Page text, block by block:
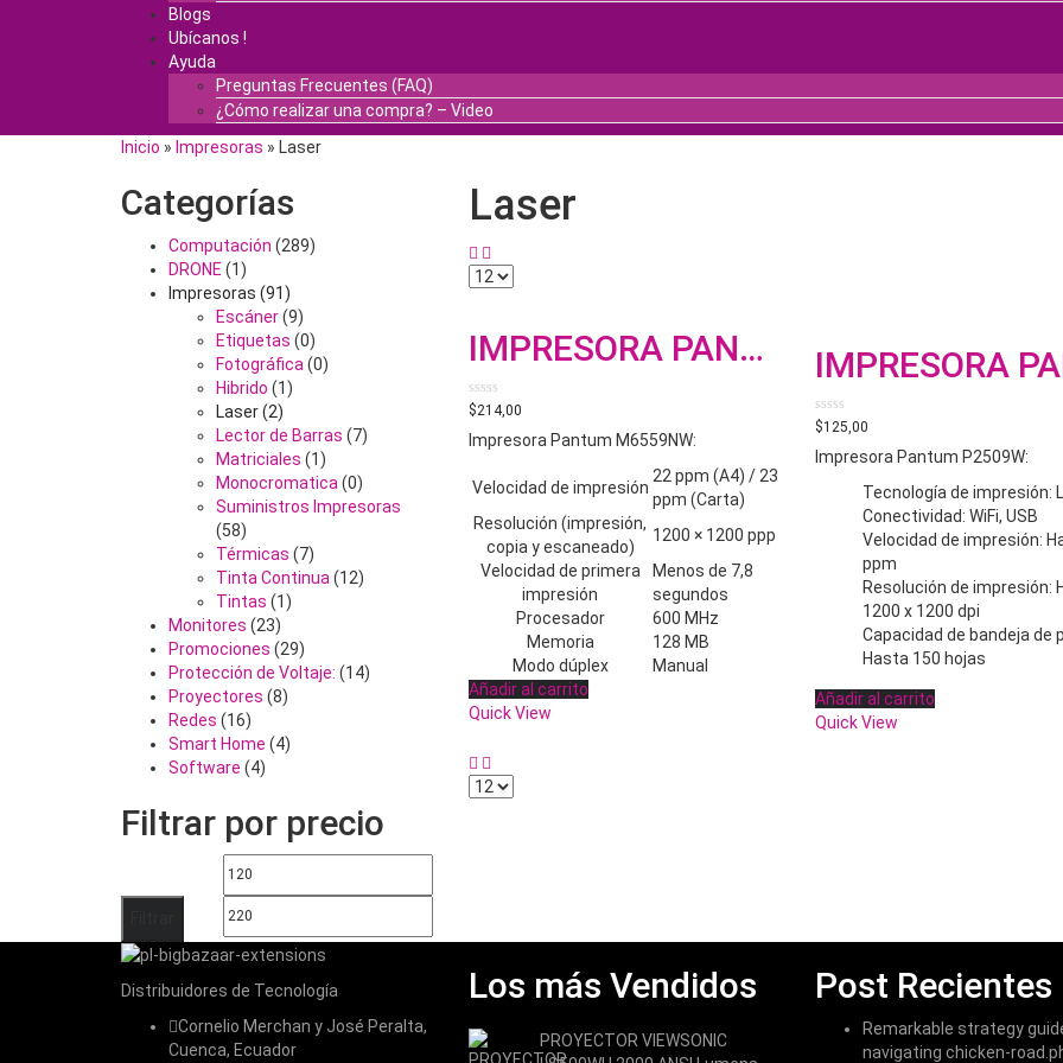
Blogs
Ubícanos !
Ayuda
Preguntas Frecuentes (FAQ)
¿Cómo realizar una compra? – Video
Inicio » Impresoras » Laser
Laser
IMPRESORA PANTUM M6559NW
0
of
5
$214,00
Impresora Pantum M6559NW:
Velocidad de impresión
22 ppm (A4) / 23
ppm (Carta)
Resolución (impresión,
copia y escaneado)
1200 × 1200 ppp
Velocidad de primera
impresión
Menos de 7,8
segundos
Procesador
600 MHz
Memoria
128 MB
Modo dúplex
Manual
Añadir al carrito
Quick View
0
of
5
$125,00
Impresora Pantum P2509W:
Tecnología de impresión:
Conectividad: WiFi, USB
Velocidad de impresión:
ppm
Resolución de impresión:
1200 x 1200 dpi
Capacidad de bandeja de
Hasta 150 hojas
Añadir al carrito
Quick View
Categorías
Computación (289)
DRONE (1)
Impresoras (91)
Escáner(9)
Etiquetas (0)
Fotográfica (0)
Hibrido (1)
Laser(2)
Lector de Barras (7)
Matriciales (1)
Monocromatica (0)
Suministros Impresoras
(58)
Térmicas (7)
Tinta Continua (12)
Tintas (1)
Monitores (23)
Promociones (29)
Protección de Voltaje: (14)
Proyectores (8)
Redes (16)
Smart Home (4)
Software (4)
Filtrar por precio
Precio
Distribuidores de Tecnología
Cornelio Merchan y José Peralta,
Cuenca, Ecuador
Los más Vendidos
PROYECTOR VIEWSONIC
Post Recientes
Remarkable strategy
navigating chicken-